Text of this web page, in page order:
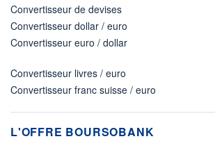
Convertisseur de devises
Convertisseur dollar / euro
Convertisseur euro / dollar
Convertisseur livres / euro
Convertisseur franc suisse / euro
L'OFFRE BOURSOBANK